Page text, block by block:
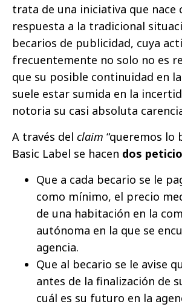
trata de una iniciativa que nace
respuesta a la tradicional
becarios de publicidad, cuya
frecuentemente no solo no es
que su posible continuidad en
suele estar sumida en la
notoria su casi absoluta
A través del claim “queremos lo
Basic Label se hacen dos
Que a cada becario se le
como mínimo, el precio
de una habitación en la
autónoma en la que se
agencia.
Que al becario se le avise
antes de la finalización de
cuál es su futuro en la